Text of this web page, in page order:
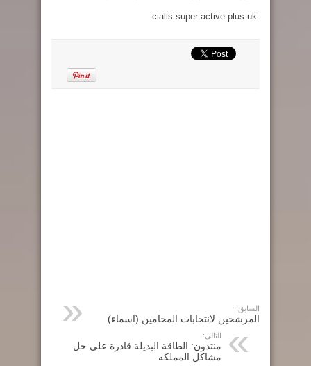
cialis super active plus uk
السابق:
المرشحين لانتخابات المحامين (اسماء)
التالي:
منتدون: الطاقة البديلة قادرة على حل
مشاكل المملكة